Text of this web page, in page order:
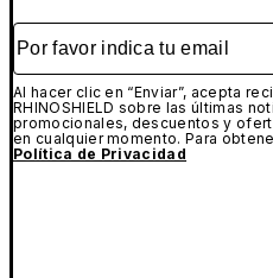
Por favor indica tu email
Al hacer clic en “Enviar”, acepta
RHINOSHIELD sobre las últimas
promocionales, descuentos y
en cualquier momento. Para
Política de Privacidad